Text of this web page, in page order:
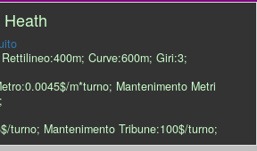
Curve:600m; Giri:3;
m*turno; Mantenimento Metri
turno; Mantenimento Tribune:100$/turno;